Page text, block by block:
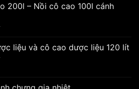
200l – Nồi cô cao 100l cánh
liệu và cô cao dược liệu 120 lít